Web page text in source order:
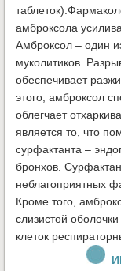
амброксола
Амброксол – один
муколитиков.
обеспечивает
этого, амброксол
облегчает
является то, что
сурфактанта –
бронхов.
неблагоприятных
Кроме того,
слизистой
клеток